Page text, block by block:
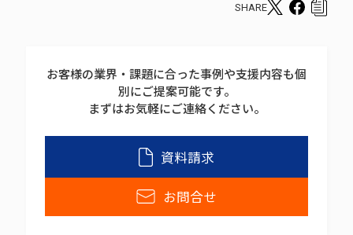
SHARE
T
t
a
F
e
h
お客様の業界・課題に合った事例や支援内容も個
別にご提案可能です。
まずはお気軽にご連絡ください。
資料請求
お問合せ